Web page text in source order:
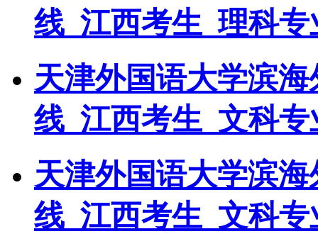
线_江西考生_理科
天津外国语大学滨
线_江西考生_文科
天津外国语大学滨
线_江西考生_文科